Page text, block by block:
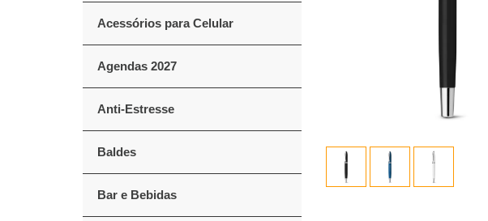
Acessórios para Celular
Agendas 2027
Anti-Estresse
Baldes
Bar e Bebidas